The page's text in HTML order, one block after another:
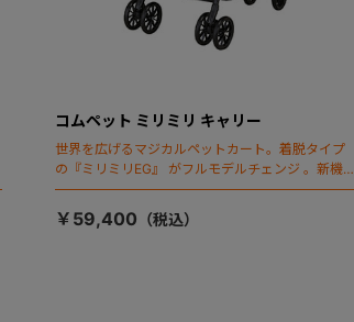
コムペット ミリミリ キャリー
世界を広げるマジカルペットカート。着脱タイプ
の『ミリミリEG』 がフルモデルチェンジ 。新機能
「マジカルフォールディング」搭載
￥59,400